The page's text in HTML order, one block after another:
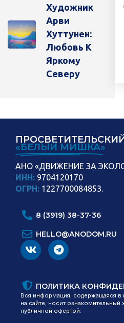
Художник
Арви
Хуттунен:
Любовь К
Яркому
Северу
«БЕЛЫЙ МИШКА»
АНО «ДВИЖЕНИЕ ЗА
ИНН: 9704120170
ОГРН: 1227700084853.
8 (3919) 38-37-36
HELLO@ANODOM.RU
ПОЛИТИКА
Вся информация, содержащаяся в
на сайте, носит ознакомительный
публичной офертой.